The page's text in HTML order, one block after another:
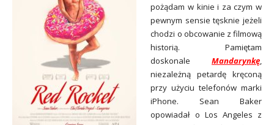
pożądam w kinie i za czym w
pewnym sensie tęsknie jeżeli
chodzi o obcowanie z filmową
historią. Pamiętam
doskonale Mandarynkę,
niezależną petardę kręconą
przy użyciu telefonów marki
iPhone. Sean Baker
opowiadał o Los Angeles z